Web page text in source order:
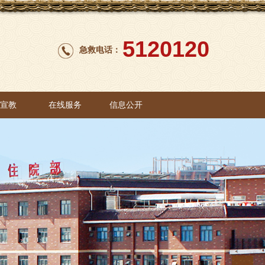
急救电话： 5120120
教 在线服务 信息公开